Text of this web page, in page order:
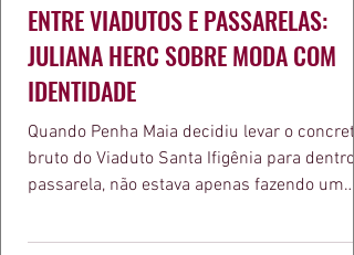
ENTRE VIADUTOS E PASSARELAS:
JULIANA HERC SOBRE MODA COM
IDENTIDADE
Quando Penha Maia decidiu levar o concreto
bruto do Viaduto Santa Ifigênia para dentro
passarela, não estava apenas fazendo um
a apresentadora e influenciadora Juliana